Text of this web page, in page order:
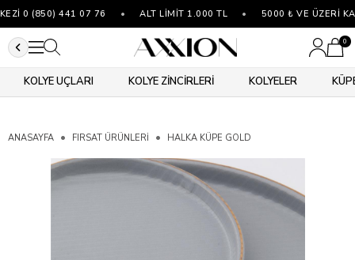
0 (850) 441 07 76 ALT LİMİT 1.000 TL 5000 ₺ VE ÜZERİ
0
KOLYE UÇLARI KOLYE ZİNCİRLERİ KOLYELER
ANASAYFA FIRSAT ÜRÜNLERİ HALKA KÜPE GOLD